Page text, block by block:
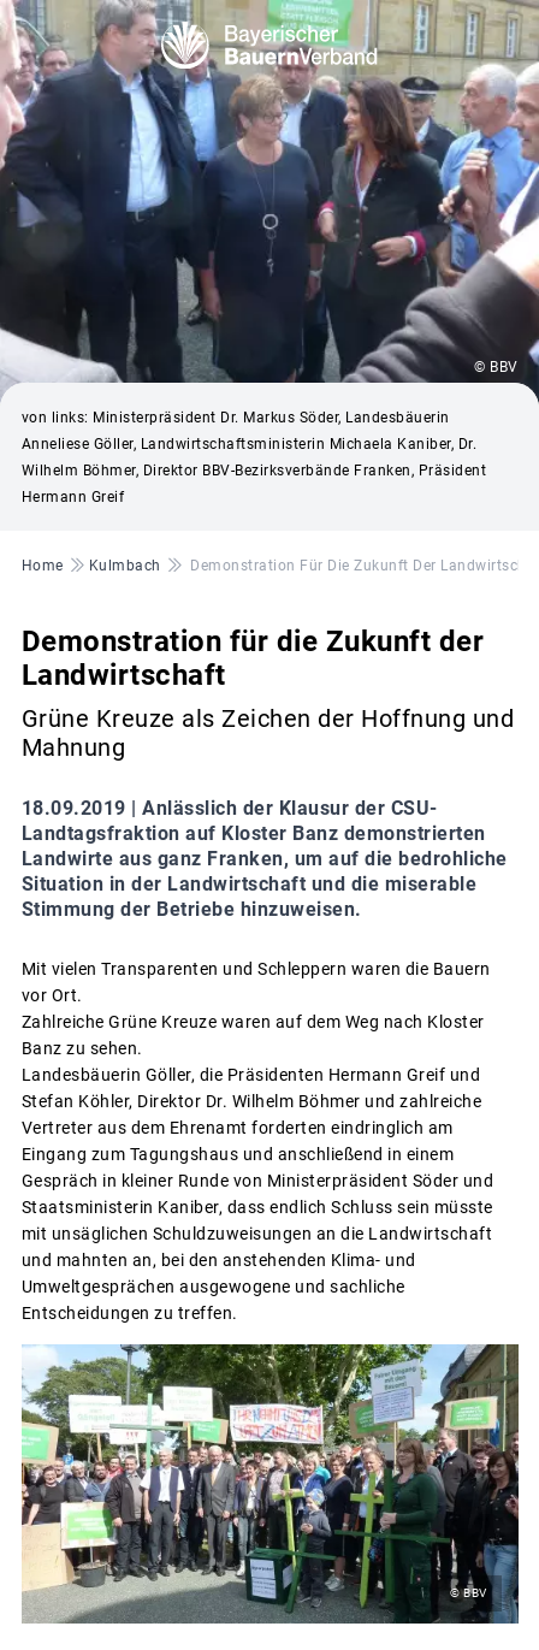
© BBV
von links: Ministerpräsident Dr. Markus Söder, Landesbäuerin
Anneliese Göller, Landwirtschaftsministerin Michaela Kaniber, Dr.
Wilhelm Böhmer, Direktor BBV-Bezirksverbände Franken, Präsident
Hermann Greif
Pfadnavigation
Home Kulmbach Demonstration Für Die Zukunft Der
Demonstration für die Zukunft der
Landwirtschaft
Grüne Kreuze als Zeichen der Hoffnung und
Mahnung
18.09.2019 | Anlässlich der Klausur der CSU-
Landtagsfraktion auf Kloster Banz demonstrierten
Landwirte aus ganz Franken, um auf die bedrohliche
Situation in der Landwirtschaft und die miserable
Stimmung der Betriebe hinzuweisen.
Mit vielen Transparenten und Schleppern waren die Bauern
vor Ort.
Zahlreiche Grüne Kreuze waren auf dem Weg nach Kloster
Banz zu sehen.
Landesbäuerin Göller, die Präsidenten Hermann Greif und
Stefan Köhler, Direktor Dr. Wilhelm Böhmer und zahlreiche
Vertreter aus dem Ehrenamt forderten eindringlich am
Eingang zum Tagungshaus und anschließend in einem
Gespräch in kleiner Runde von Ministerpräsident Söder und
Staatsministerin Kaniber, dass endlich Schluss sein müsste
mit unsäglichen Schuldzuweisungen an die Landwirtschaft
und mahnten an, bei den anstehenden Klima- und
Umweltgesprächen ausgewogene und sachliche
Entscheidungen zu treffen.
© BBV